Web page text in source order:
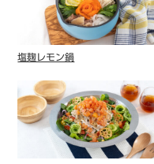
塩麹レモン鍋